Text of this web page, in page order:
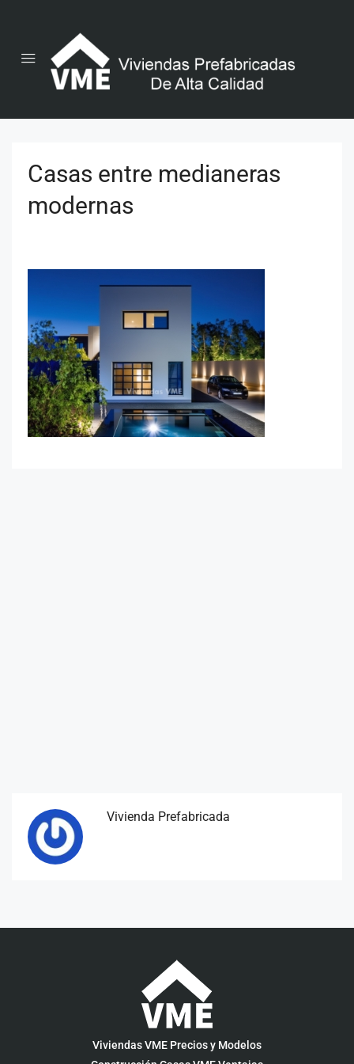
Casas entre medianeras
modernas
Vivienda Prefabricada
Viviendas VME Precios y Modelos